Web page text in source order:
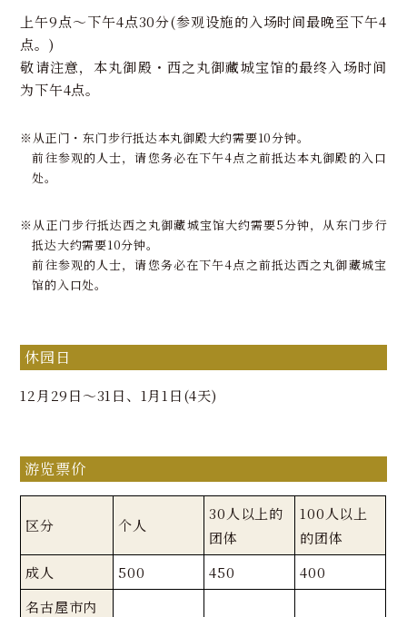
上午9点～下午4点30分(参观设施的入场时间最晚至下午4
点。)
敬请注意，本丸御殿・西之丸御藏城宝馆的最终入场时间
为下午4点。
※从正门・东门步行抵达本丸御殿大约需要10分钟。
前往参观的人士，请您务必在下午4点之前抵达本丸御殿的入口
处。
※从正门步行抵达西之丸御藏城宝馆大约需要5分钟，从东门步行
抵达大约需要10分钟。
前往参观的人士，请您务必在下午4点之前抵达西之丸御藏城宝
馆的入口处。
休园日
12月29日～31日、1月1日(4天)
游览票价
区分 个人
30人以上的
团体
100人以上
的团体
成人
500 450
400
名古屋市内